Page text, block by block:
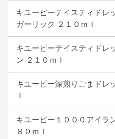
キユーピーテイスティド
ガーリック ２１０ｍｌ
キユーピーテイスティド
ン ２１０ｍｌ
キユーピー深煎りごまドレ
ｌ
キユーピー１０００アイラ
８０ｍｌ